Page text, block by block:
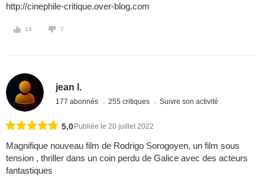
http://cinephile-critique.over-blog.com
14 7
jean l.
177 abonnés 255 critiques Suivre son activité
5,0Publiée le 20 juillet 2022
Magnifique nouveau film de Rodrigo Sorogoyen, un film sous
tension , thriller dans un coin perdu de Galice avec des acteurs
fantastiques